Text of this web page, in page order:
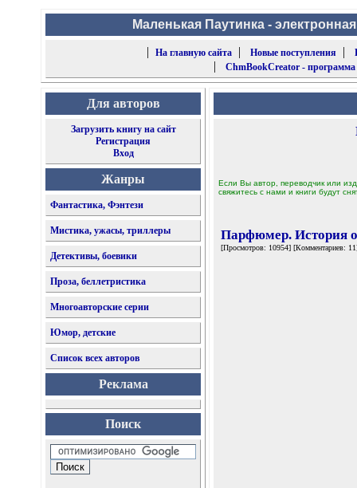
Маленькая Паутинка -
|
На главную сайта| Новые поступления |
| ChmBookCreator -
Для авторов
Загрузить книгу на сайт
Регистрация
Вход
Жанры
Фантастика, Фэнтези
Мистика, ужасы, триллеры
Детективы, боевики
Проза, беллетристика
Многоавторские серии
Юмор, детские
Список всех авторов
Реклама
Поиск
Если Вы автор, переводчик или
свяжитесь с нами и книги будут
Парфюмер. История
[Просмотров: 10954] [Комментариев: